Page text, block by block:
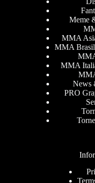
Meme
MMA
MMA
MMA
News
PRO